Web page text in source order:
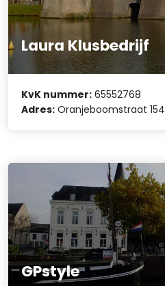
Laura Klusbedrijf
KvK nummer: 65552768
Adres: Oranjeboomstraat 154
GPstyle